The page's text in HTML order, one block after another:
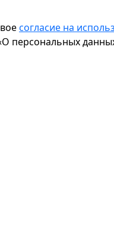
согласие на
персональных